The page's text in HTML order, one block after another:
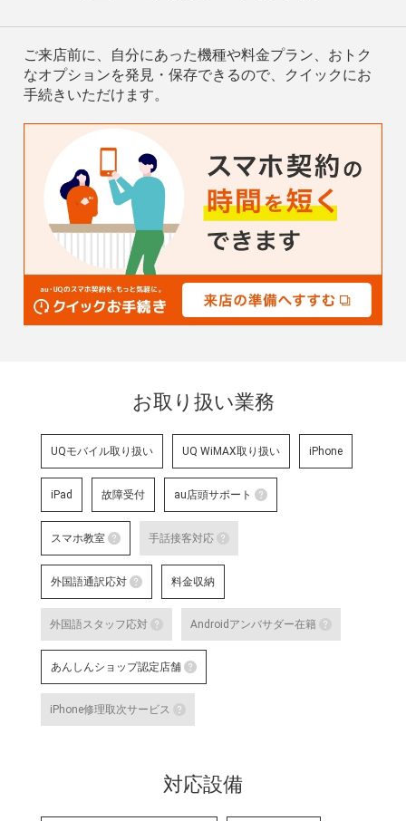
ご来店前に、自分にあった機種や料金プラン、おトク
なオプションを発見・保存できるので、クイックにお
手続きいただけます。
お取り扱い業務
UQモバイル取り扱い UQ WiMAX取り扱い iPhone
iPad 故障受付 au店頭サポート
スマホ教室
スマホ教室
スマートフォン・タブレット教室 を開催して
手話接客対応
明・修理などのアフターサ
いのある方のサポートが可
外国語通訳応対
外国語通訳応対
テレビ電話サービスで外国語通訳可能なス
詳細はこちら
料金収納
外国語スタッフ応対
外国語スタッフ応対
応対をご希望される場合は事前に店舗
Androidアンバサダー在籍
あんしんショップ認定店舗
詳細はこちら
iPhone修理取次サービス
詳細はこちら
対応設備